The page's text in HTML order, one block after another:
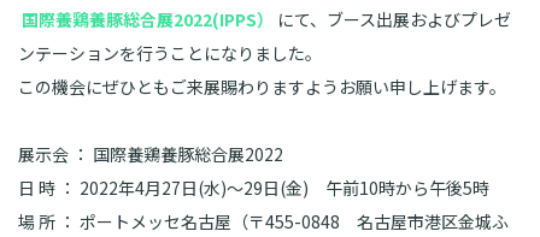
国際養鶏養豚総合展2022(IPPS）
にて、ブース出展およびプレゼ
ンテーションを行うことになりました。
この機会にぜひともご来展賜わりますようお願い申し上げます。
展示会 ： 国際養鶏養豚総合展2022
日 時 ： 2022年4月27日(水)～29日(金) 午前10時から午後5時
場 所 ： ポートメッセ名古屋（〒455-0848 名古屋市港区金城ふ